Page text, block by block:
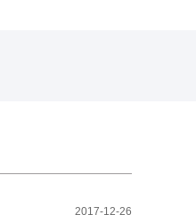
2017-12-26